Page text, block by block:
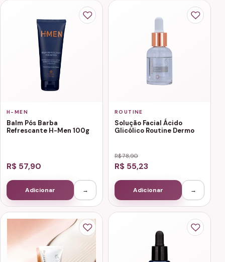
H-MEN
Balm Pós Barba
Refrescante H-Men 100g
R$ 57,90
Adicionar →
ROUTINE
Solução Facial Ácido
Glicólico Routine Dermo
R$ 78,90
R$ 55,23
Adicionar →